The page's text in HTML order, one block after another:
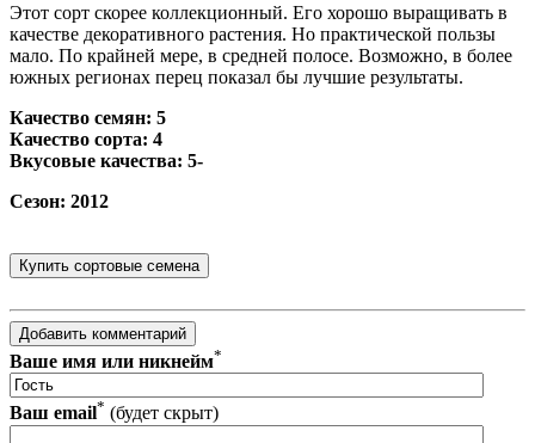
Этот сорт скорее коллекционный. Его хорошо выращивать в
качестве декоративного растения. Но практической пользы
мало. По крайней мере, в средней полосе. Возможно, в более
южных регионах перец показал бы лучшие результаты.
Качество семян: 5
Качество сорта: 4
Вкусовые качества: 5-
Сезон: 2012
Ваше имя или никнейм*
Ваш email* (будет скрыт)